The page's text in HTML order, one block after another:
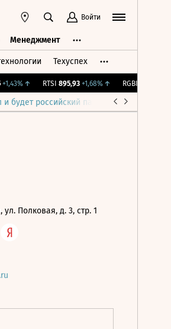
Войти
Менеджмент
Техуспех
↑ RTSI 895,93 +1,68%↑ RGBI 115,36
будет российский парламент
ул. Полковая, д. 3, стр. 1